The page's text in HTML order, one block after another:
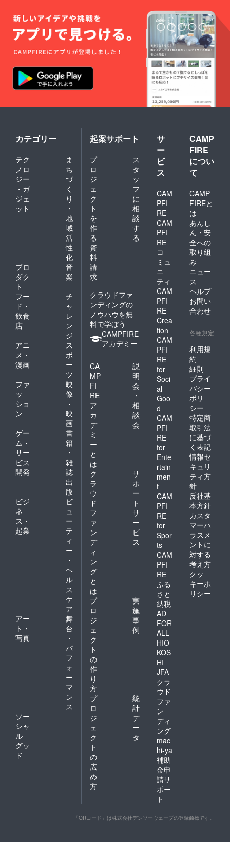
セプト
⑤プロ
グラム
５（基
本講
座）
マーケ
ティン
グ⑤➡
ルマー
ケティ
ング設
典：
マーケ
ティン
グ精読
会サロ
ン３回
無料招
加条
件：ア
ンケー
トやプ
ロモー
ション
にご協
力頂け
る方＞
備考：
「All in
方式」
必ず実
行しま
す。
カテゴリー
テク
ノロ
ジー
・ガ
ジェ
ット
ま
ち
づ
く
り
・
地
域
活
性
化
プロ
ダク
ト
音
楽
フー
ド・
飲食
店
チ
ャ
レ
ン
ジ
アニ
メ・
漫画
ス
ポ
ー
ツ
ファ
ッ
ショ
ン
映
像
・
映
画
ゲー
ム・
サー
ビス
開発
書
籍
・
雑
誌
出
版
ビジ
ネ
ス・
起業
ビ
ュ
ー
テ
ィ
ー
・
ヘ
ル
ス
ケ
ア
アー
ト・
写真
舞
台
・
パ
フ
ォ
ー
マ
ン
ス
ソー
シャ
ル
グッ
ド
起案サポート
プ
ロ
ジ
ェ
ク
ト
を
作
る
ス
タ
ッ
フ
に
相
談
す
る
資
料
請
求
クラウドファ
ンディングの
ノウハウを無
料で学ぼう
CAMPFIRE
アカデミー
CA
MP
FI
RE
ア
カ
デ
ミ
ー
と
は
説
明
会
・
相
談
会
ク
ラ
ウ
ド
フ
ァ
ン
デ
ィ
ン
グ
と
は
サ
ポ
ー
ト
サ
ー
ビ
ス
プ
ロ
ジ
ェ
ク
ト
の
作
り
方
実
施
事
例
プ
ロ
ジ
ェ
ク
ト
の
広
め
方
統
計
デ
ー
タ
サ
ー
ビ
ス
CAM
PFI
RE
CAM
PFI
RE
コ
ミュ
ニ
ティ
CAM
PFI
RE
Crea
tion
CAM
PFI
RE
for
Soci
al
Goo
d
CAM
PFI
RE
for
Ente
rtain
men
t
CAM
PFI
RE
for
Spor
ts
CAM
PFI
RE
ふる
さと
納税
AD
FOR
ALL
HIO
KOS
HI
JFA
クラ
ウド
ファ
ン
ディ
ング
mac
hi-ya
補助
金申
請サ
ポー
ト
CAMP
FIRE
につい
て
CAMP
FIREと
は
あんし
ん・安
全への
取り組
み
ニュー
ス
ヘルプ
お問い
合わせ
各種規定
利用規
約
細則
プライ
バシー
ポリ
シー
特定商
取引法
に基づ
く表記
情報セ
キュリ
ティ方
針
反社基
本方針
カスタ
マーハ
ラスメ
ントに
対する
考え方
クッ
キーポ
リシー
「QRコード」は株式会社デンソーウェーブの登録商標です。